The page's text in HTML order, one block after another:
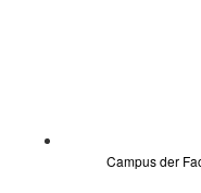
Campus der